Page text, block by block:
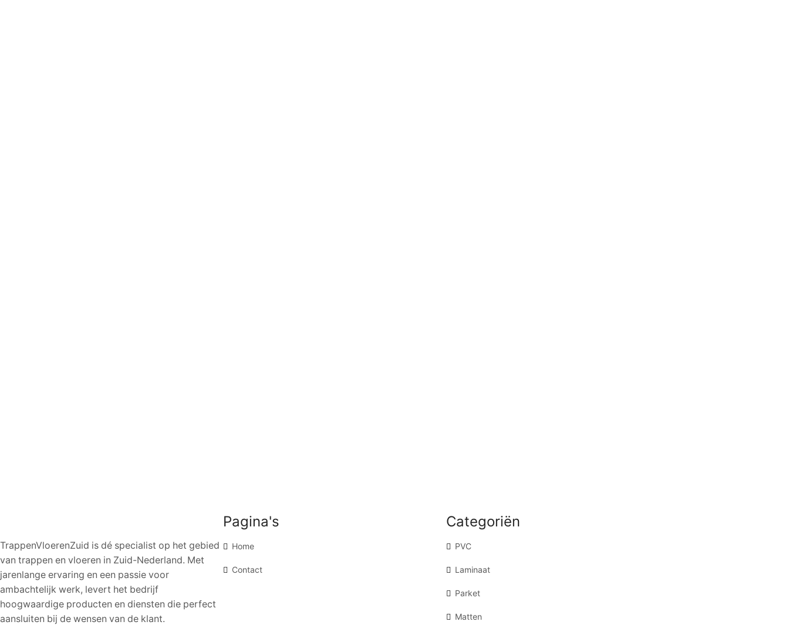
TrappenVloerenZuid is dé specialist op het gebied
van trappen en vloeren in Zuid-Nederland. Met
jarenlange ervaring en een passie voor
ambachtelijk werk, levert het bedrijf
hoogwaardige producten en diensten die perfect
aansluiten bij de wensen van de klant.
Pagina's
Home
Contact
Categoriën
PVC
Laminaat
Parket
Matten